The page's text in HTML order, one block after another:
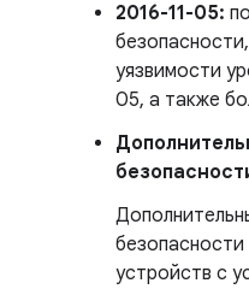
2016-11-05:
уязвимости
05, а также
устройств с